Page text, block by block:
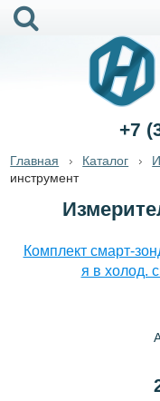
+7
Главная Каталог
инструмент
Комплект смарт-
я в холод.